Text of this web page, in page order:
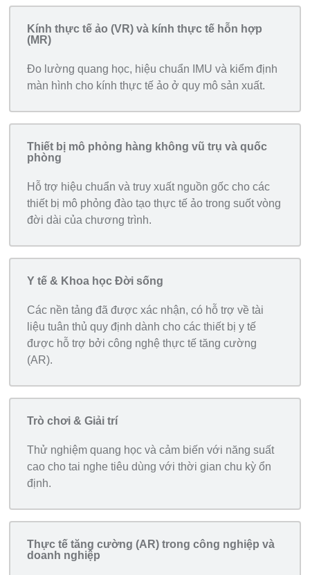
Kính thực tế ảo (VR) và kính thực tế hỗn hợp
(MR)
Đo lường quang học, hiệu chuẩn IMU và kiểm định
màn hình cho kính thực tế ảo ở quy mô sản xuất.
Thiết bị mô phỏng hàng không vũ trụ và quốc
phòng
Hỗ trợ hiệu chuẩn và truy xuất nguồn gốc cho các
thiết bị mô phỏng đào tạo thực tế ảo trong suốt vòng
đời dài của chương trình.
Y tế & Khoa học Đời sống
Các nền tảng đã được xác nhận, có hỗ trợ về tài
liệu tuân thủ quy định dành cho các thiết bị y tế
được hỗ trợ bởi công nghệ thực tế tăng cường
(AR).
Trò chơi & Giải trí
Thử nghiệm quang học và cảm biến với năng suất
cao cho tai nghe tiêu dùng với thời gian chu kỳ ổn
định.
Thực tế tăng cường (AR) trong công nghiệp và
doanh nghiệp